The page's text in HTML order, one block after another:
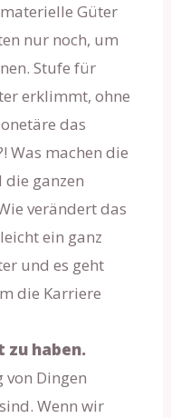
Güter
nur noch, um
Stufe für
erklimmt, ohne
das
Was machen die
ganzen
verändert das
ein ganz
und es geht
die Karriere
zu haben.
von Dingen
Wenn wir